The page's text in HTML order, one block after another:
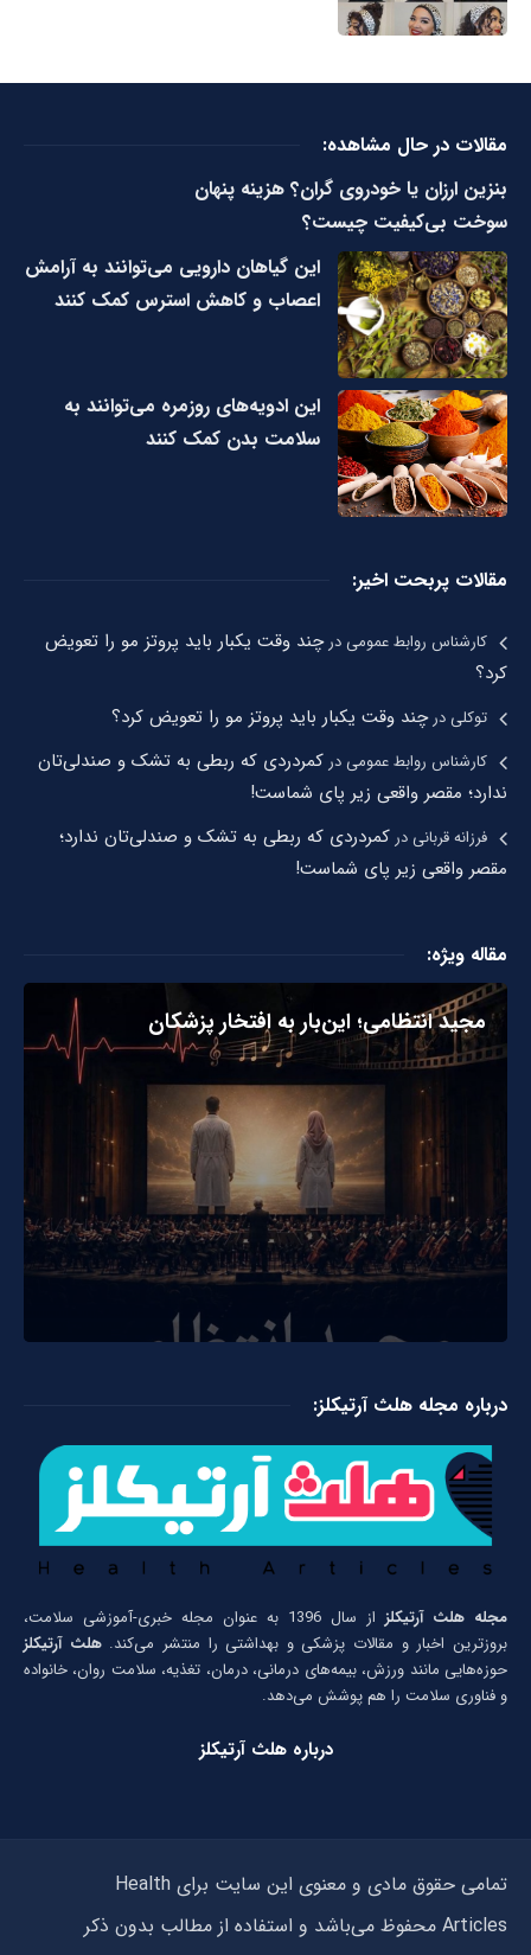
مقالات در حال مشاهده:
بنزین ارزان یا خودروی گران؟ هزینه پنهان
سوخت بی‌کیفیت چیست؟
این گیاهان دارویی می‌توانند به آرامش
اعصاب و کاهش استرس کمک کنند
این ادویه‌های روزمره می‌توانند به
سلامت بدن کمک کنند
مقالات پربحت اخیر:
کارشناس روابط عمومیدرچند وقت یکبار باید پروتز مو را تعویض
کرد؟
توکلیدرچند وقت یکبار باید پروتز مو را تعویض کرد؟
کارشناس روابط عمومیدر کمردردی که ربطی به تشک و صندلی‌تان
ندارد؛ مقصر واقعی زیر پای شماست!
فرزانه قربانیدر کمردردی که ربطی به تشک و صندلی‌تان ندارد؛
مقصر واقعی زیر پای شماست!
مقاله ویژه:
مجید انتظامی؛ این‌بار به افتخار پزشکان
درباره مجله هلث آرتیکلز:
مجله هلث آرتیکلز
از سال 1396 به عنوان مجله خبری-آموزشی سلامت،
بروزترین اخبار و مقالات پزشکی و بهداشتی را منتشر می‌کند.هلث آرتیکلز
حوزه‌هایی مانند ورزش، بیمه‌های درمانی، درمان، تغذیه، سلامت روان، خانواده
و فناوری سلامت را هم پوشش می‌دهد.
درباره هلث آرتیکلز
تمامی حقوق مادی و معنوی این سایت برای Health
Articles محفوظ می‌باشد و استفاده از مطالب بدون ذکر